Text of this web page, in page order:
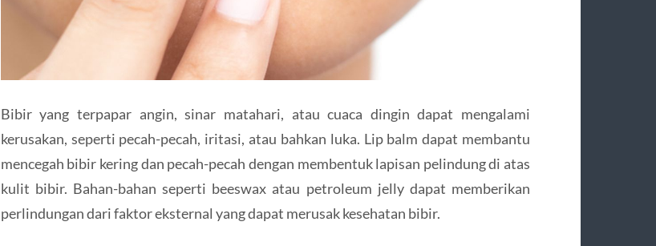
Bibir yang terpapar angin, sinar matahari, atau cuaca dingin dapat mengalami
kerusakan, seperti pecah-pecah, iritasi, atau bahkan luka. Lip balm dapat membantu
mencegah bibir kering dan pecah-pecah dengan membentuk lapisan pelindung di atas
kulit bibir. Bahan-bahan seperti beeswax atau petroleum jelly dapat memberikan
perlindungan dari faktor eksternal yang dapat merusak kesehatan bibir.